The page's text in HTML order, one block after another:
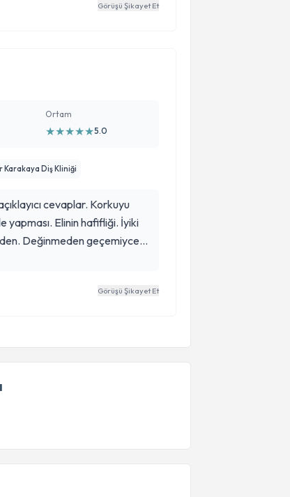
güvenle gidilebilecek,
Görüşü Şikayet Et
Ortam
★★★★★5.0
Karakaya Diş Kliniği
cevaplar. Korkuyu
yapması. Elinin hafifliği. İyiki
Değinmeden geçemiycem
neşesinin güzelliği ve
Görüşü Şikayet Et